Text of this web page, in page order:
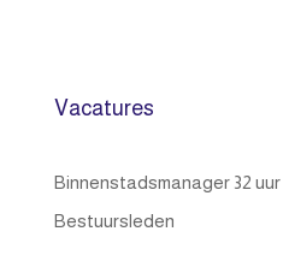
Vacatures
Binnenstadsmanager 32 uur
Bestuursleden